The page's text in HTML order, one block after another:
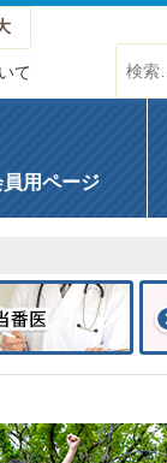
て
員用ページ